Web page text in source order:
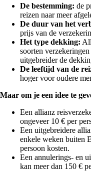
De bestemming: de
reizen naar meer
De duur van het
prijs van de
Het type dekking:
soorten
uitgebreider de
De leeftijd van de
hoger voor oudere
Maar om je een idee te
Een allianz
ongeveer 10 € per
Een uitgebreidere
enkele weken buiten
persoon kosten.
Een annulerings- en
kan meer dan 150 €